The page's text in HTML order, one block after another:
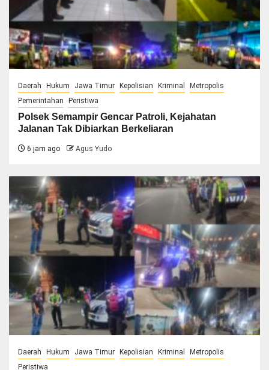
Daerah Hukum Jawa Timur Kepolisian Kriminal
Metropolis
Pemerintahan
Peristiwa
Polsek Semampir Gencar Patroli, Kejahatan
Jalanan Tak Dibiarkan Berkeliaran
6 jam ago Agus Yudo
Daerah Hukum Jawa Timur Kepolisian Kriminal
Metropolis
Peristiwa